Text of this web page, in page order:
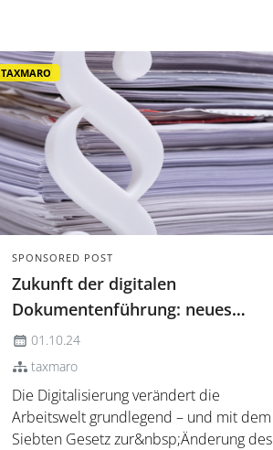
TAXMARO
SPONSORED POST
Zukunft der digitalen
Dokumentenführung: neues
Gesetz
01.10.24
taxmaro
Die Digitalisierung verändert die
Arbeitswelt grundlegend – und mit dem
Siebten Gesetz zur&nbsp;Änderung des